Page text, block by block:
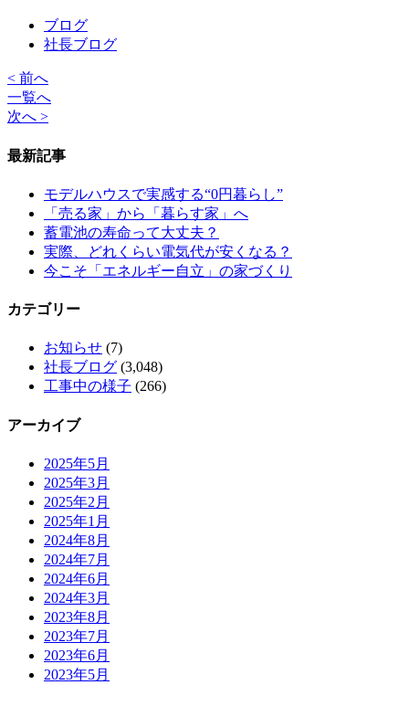
ブログ
社長ブログ
< 前へ
一覧へ
次へ >
最新記事
モデルハウスで実感する“0円暮らし”
「売る家」から「暮らす家」へ
蓄電池の寿命って大丈夫？
実際、どれくらい電気代が安くなる？
今こそ「エネルギー自立」の家づくり
カテゴリー
お知らせ (7)
社長ブログ (3,048)
工事中の様子 (266)
アーカイブ
2025年5月
2025年3月
2025年2月
2025年1月
2024年8月
2024年7月
2024年6月
2024年3月
2023年8月
2023年7月
2023年6月
2023年5月